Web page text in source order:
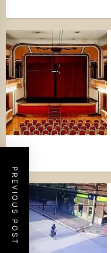
PREVIOUS POST